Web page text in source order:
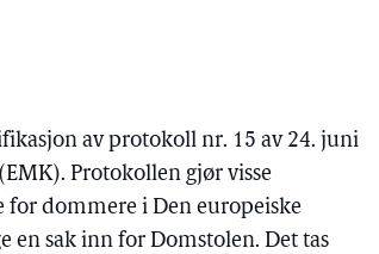
av protokoll nr. 15 av 24. juni
Protokollen gjør visse
for dommere i Den europeiske
en sak inn for Domstolen. Det tas